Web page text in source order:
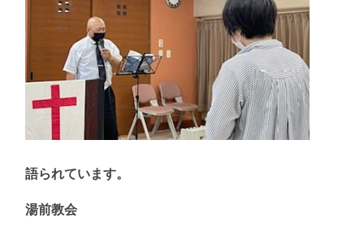
語られています。
湯前教会